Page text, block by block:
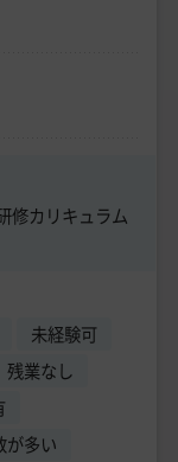
修カリキュラム
未経験可
残業なし
が多い